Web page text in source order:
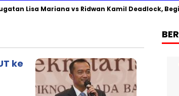
Lisa Mariana vs Ridwan Kamil Deadlock,
ke